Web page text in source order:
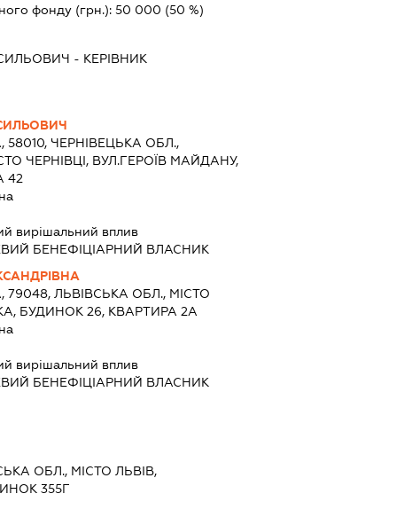
фонду (грн.):50 000 (50 %)
- КЕРІВНИК
58010, ЧЕРНІВЕЦЬКА ОБЛ.,
ЧЕРНІВЦІ, ВУЛ.ГЕРОЇВ МАЙДАНУ,
42
вирішальний вплив
БЕНЕФІЦІАРНИЙ ВЛАСНИК
79048, ЛЬВІВСЬКА ОБЛ., МІСТО
БУДИНОК 26, КВАРТИРА 2А
вирішальний вплив
БЕНЕФІЦІАРНИЙ ВЛАСНИК
ОБЛ., МІСТО ЛЬВІВ,
355Г